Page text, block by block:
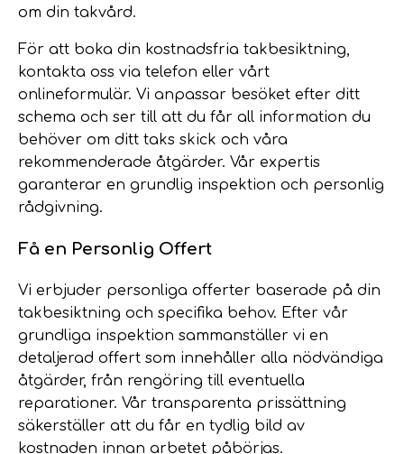
om din takvård.
För att boka din kostnadsfria takbesiktning,
kontakta oss via telefon eller vårt
onlineformulär. Vi anpassar besöket efter ditt
schema och ser till att du får all information du
behöver om ditt taks skick och våra
rekommenderade åtgärder. Vår expertis
garanterar en grundlig inspektion och personlig
rådgivning.
Få en Personlig Offert
Vi erbjuder personliga offerter baserade på din
takbesiktning och specifika behov. Efter vår
grundliga inspektion sammanställer vi en
detaljerad offert som innehåller alla nödvändiga
åtgärder, från rengöring till eventuella
reparationer. Vår transparenta prissättning
säkerställer att du får en tydlig bild av
kostnaden innan arbetet påbörjas.